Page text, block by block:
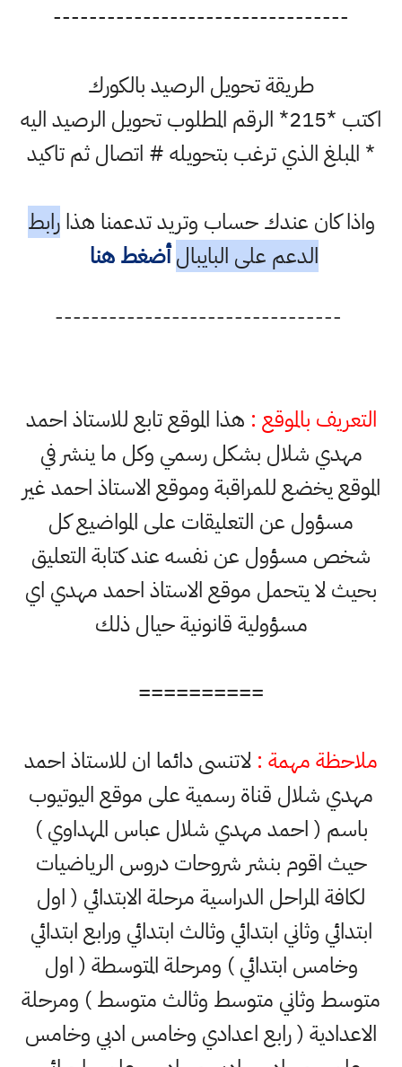
---------------------------------
طريقة تحويل الرصيد بالكورك
اكتب *215* الرقم المطلوب تحويل الرصيد اليه
* المبلغ الذي ترغب بتحويله # اتصال ثم تاكيد
واذا كان عندك حساب وتريد تدعمنا هذارابط
الدعم على البايبال أضغط هنا
--------------------------------
التعريف بالموقع : هذا الموقع تابع للاستاذ احمد
مهدي شلال بشكل رسمي وكل ما ينشر في
الموقع يخضع للمراقبة وموقع الاستاذ احمد غير
مسؤول عن التعليقات على المواضيع كل
شخص مسؤول عن نفسه عند كتابة التعليق
بحيث لا يتحمل موقع الاستاذ احمد مهدي اي
مسؤولية قانونية حيال ذلك
==========
ملاحظة مهمة : لاتنسى دائما ان للاستاذ احمد
مهدي شلال قناة رسمية على موقع اليوتيوب
باسم ( احمد مهدي شلال عباس المهداوي )
حيث اقوم بنشر شروحات دروس الرياضيات
لكافة المراحل الدراسية مرحلة الابتدائي ( اول
ابتدائي وثاني ابتدائي وثالث ابتدائي ورابع ابتدائي
وخامس ابتدائي ) ومرحلة المتوسطة ( اول
متوسط وثاني متوسط وثالث متوسط ) ومرحلة
الاعدادية ( رابع اعدادي وخامس ادبي وخامس